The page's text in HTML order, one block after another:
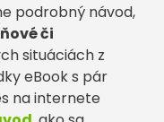
podrobný návod,
či
situáciách z
eBook s pár
na internete